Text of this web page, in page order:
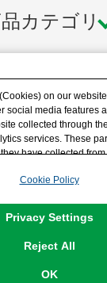
カテゴリ
on our
social media features
collected through
services. These
have collected
Cookies, please
at any time via
Cookie Policy
Privacy Settings
Reject All
OK